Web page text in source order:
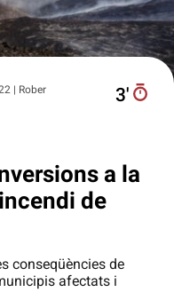
| Rober
3′
a la
de
conseqüències de
afectats i